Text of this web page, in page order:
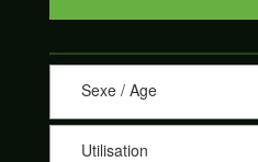
Sexe / Age
Utilisation